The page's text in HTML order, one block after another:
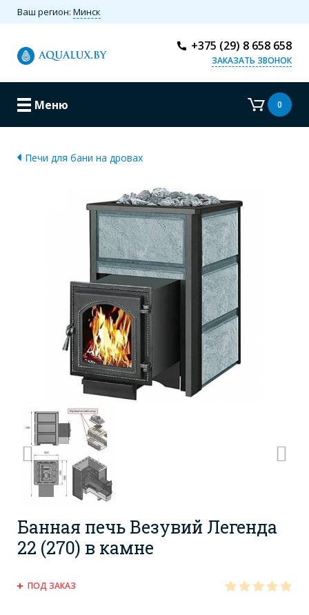
Ваш регион: Минск
+375 (29) 8 658 658
ЗАКАЗАТЬ ЗВОНОК
Меню 0
Печи для бани на дровах
Банная печь Везувий Легенда
22 (270) в камне
ПОД ЗАКАЗ